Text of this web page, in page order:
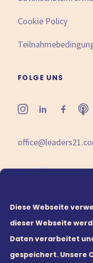
Diese Webseite
dieser Webseite
Daten verarbeitet
gespeichert. Unsere
Cookie Policy
FOLGE UNS